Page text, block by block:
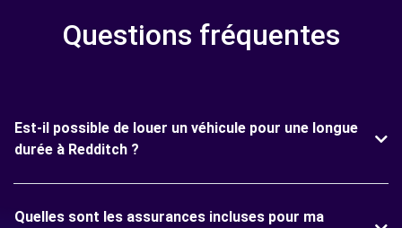
Questions fréquentes
Est-il possible de louer un véhicule pour une longue
durée à Redditch ?
Quelles sont les assurances incluses pour ma